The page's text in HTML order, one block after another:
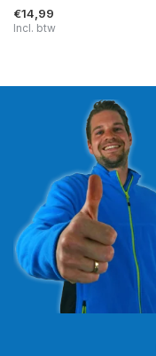
€14,99
Incl. btw